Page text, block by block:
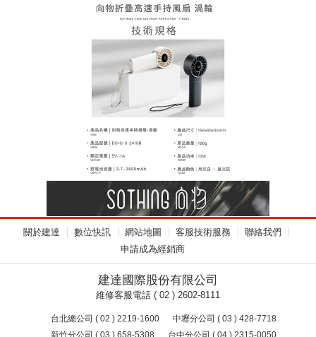
關於建達 數位快訊 網站地圖 客服技術服務
聯絡我們
申請成為經銷商
建達國際股份有限公司
維修客服電話 ( 02 ) 2602-8111
台北總公司 ( 02 ) 2219-1600
中壢分公司 ( 03 ) 428-7718
新竹分公司 ( 03 ) 658-5308
台中分公司 ( 04 ) 2315-0050